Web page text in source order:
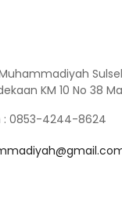
KM 10 No 38
: 0853-4244-8624